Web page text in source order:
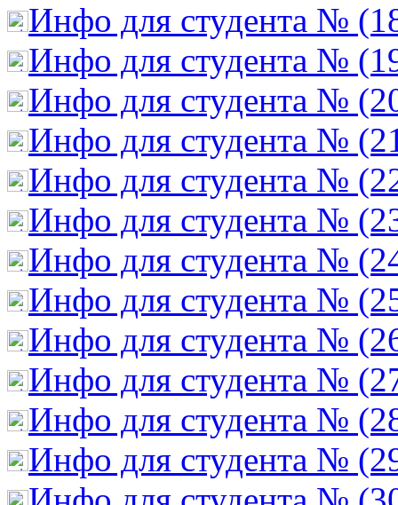
Инфо для студента №
Инфо для студента №
Инфо для студента №
Инфо для студента №
Инфо для студента №
Инфо для студента №
Инфо для студента №
Инфо для студента №
Инфо для студента №
Инфо для студента №
Инфо для студента №
Инфо для студента №